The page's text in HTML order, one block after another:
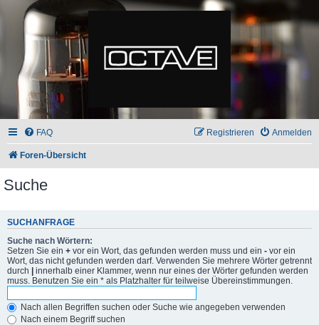
FAQ Anmelden
Registrieren
Foren-Übersicht
Suche
SUCHANFRAGE
Suche nach Wörtern:
Setzen Sie ein + vor ein Wort, das gefunden werden muss und ein - vor ein
Wort, das nicht gefunden werden darf. Verwenden Sie mehrere Wörter getrennt
durch | innerhalb einer Klammer, wenn nur eines der Wörter gefunden werden
muss. Benutzen Sie ein * als Platzhalter für teilweise Übereinstimmungen.
Nach allen Begriffen suchen oder Suche wie angegeben verwenden
Nach einem Begriff suchen